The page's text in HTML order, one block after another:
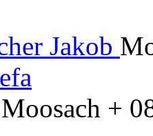
Jakob
+